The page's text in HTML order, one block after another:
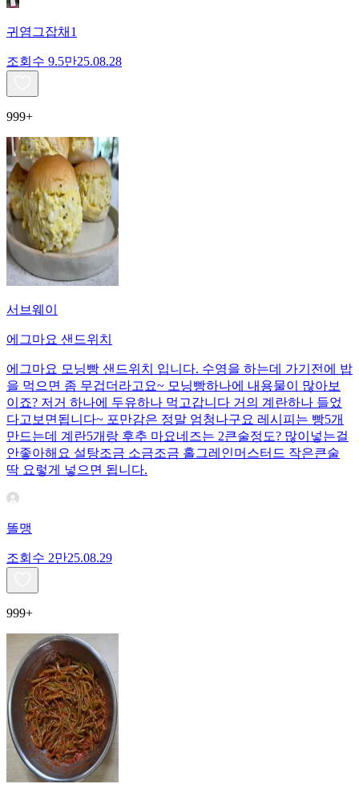
귀염그잡채1
조회수 9.5만25.08.28
999+
서브웨이
에그마요 샌드위치
에그마요 모닝빵 샌드위치 입니다. 수영을 하는데 가기전에 밥
을 먹으면 좀 무겁더라고요~ 모닝빵하나에 내용물이 많아보
이죠? 저거 하나에 두유하나 먹고갑니다 거의 계란하나 들었
다고보면됩니다~ 포만감은 정말 엄청나구요 레시피는 빵5개
만드는데 계란5개랑 후추 마요네즈는 2큰술정도? 많이넣는걸
안좋아해요 설탕조금 소금조금 홀그레인머스터드 작은큰술
딱 요렇게 넣으면 됩니다.
똘맹
조회수 2만25.08.29
999+